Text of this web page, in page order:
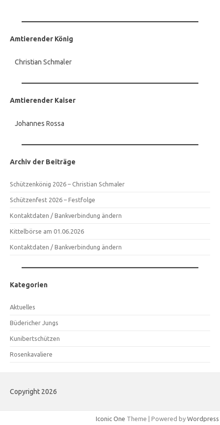
Amtierender König
Christian Schmaler
Amtierender Kaiser
Johannes Rossa
Archiv der Beiträge
Schützenkönig 2026 – Christian Schmaler
Schützenfest 2026 – Festfolge
Kontaktdaten / Bankverbindung ändern
Kittelbörse am 01.06.2026
Kontaktdaten / Bankverbindung ändern
Kategorien
Aktuelles
Büdericher Jungs
Kunibertschützen
Rosenkavaliere
Copyright 2026
Iconic One Theme | Powered by Wordpress